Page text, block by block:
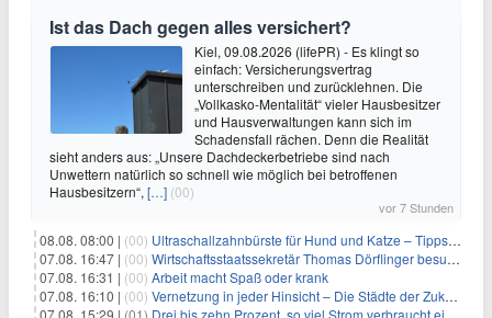
Ist das Dach gegen alles versichert?
Kiel, 09.08.2026 (lifePR) - Es klingt so
einfach: Versicherungsvertrag
unterschreiben und zurücklehnen. Die
„Vollkasko-Mentalität“ vieler Hausbesitzer
und Hausverwaltungen kann sich im
Schadensfall rächen. Denn die Realität
sieht anders aus: „Unsere Dachdeckerbetriebe sind nach
Unwettern natürlich so schnell wie möglich bei betroffenen
Hausbesitzern“, […] (00)
vor 7 Stunden
08.08. 08:00 | (00) Ultraschallzahnbürste für Hund und Katze – Tipps zur erfolgreichen Eingewöhnung
07.08. 16:47 | (00) Wirtschaftsstaatssekretär Thomas Dörflinger besucht Handwerksbetrieb im Kammerbezirk Freiburg
07.08. 16:31 | (00) Arbeit macht Spaß oder krank
07.08. 16:10 | (00) Vernetzung in jeder Hinsicht – Die Städte der Zukunft sind grün-blau
07.08. 15:29 | (01) Drei bis zehn Prozent, so viel Strom verbraucht ein Aufzug im Gebäude